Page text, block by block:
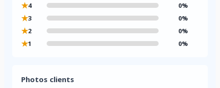
★4 0%
★3 0%
★2 0%
★1 0%
Photos clients